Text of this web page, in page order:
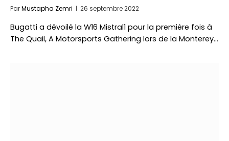
ParMustapha Zemri 26 septembre 2022
Bugatti a dévoilé la W16 Mistral1 pour la première fois à
The Quail, A Motorsports Gathering lors de la Monterey…